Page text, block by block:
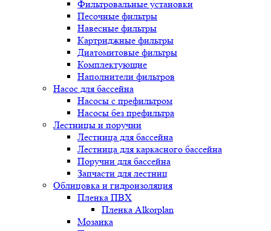
Фильтровальные установки
Песочные фильтры
Навесные фильтры
Картриджные фильтры
Диатомитовые фильтры
Комплектующие
Наполнители фильтров
Насос для бассейна
Насосы с префильтром
Насосы без префильтра
Лестницы и поручни
Лестница для бассейна
Лестница для каркасного бассейна
Поручни для бассейна
Запчасти для лестниц
Облицовка и гидроизоляция
Пленка ПВХ
Пленка Alkorplan
Мозаика